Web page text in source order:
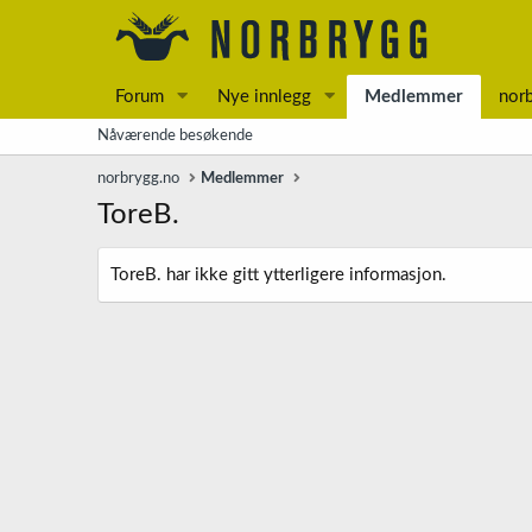
Forum Nye innlegg Medlemmer
Nåværende besøkende
norbrygg.no Medlemmer
ToreB.
ToreB. har ikke gitt ytterligere informasjon.